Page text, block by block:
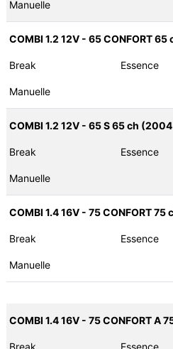
Manuelle
COMBI 1.2 12V - 65 CONFORT
Break Essence
Manuelle
COMBI 1.2 12V - 65 S 65 ch
Break Essence
Manuelle
COMBI 1.4 16V - 75 CONFORT
Break Essence
Manuelle
COMBI 1.4 16V - 75 CONFORT A